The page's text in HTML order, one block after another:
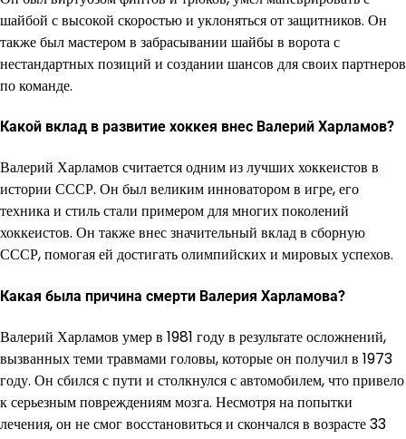
шайбой с высокой скоростью и уклоняться от защитников. Он
также был мастером в забрасывании шайбы в ворота с
нестандартных позиций и создании шансов для своих партнеров
по команде.
Какой вклад в развитие хоккея внес Валерий Харламов?
Валерий Харламов считается одним из лучших хоккеистов в
истории СССР. Он был великим инноватором в игре, его
техника и стиль стали примером для многих поколений
хоккеистов. Он также внес значительный вклад в сборную
СССР, помогая ей достигать олимпийских и мировых успехов.
Какая была причина смерти Валерия Харламова?
Валерий Харламов умер в 1981 году в результате осложнений,
вызванных теми травмами головы, которые он получил в 1973
году. Он сбился с пути и столкнулся с автомобилем, что привело
к серьезным повреждениям мозга. Несмотря на попытки
лечения, он не смог восстановиться и скончался в возрасте 33